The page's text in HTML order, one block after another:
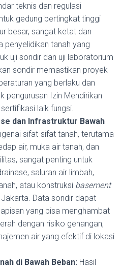
teknis dan regulasi
gedung bertingkat tinggi
besar, sangat ketat dan
penyelidikan tanah yang
uji sondir dan uji laboratorium
sondir memastikan proyek
yang berlaku dan
pengurusan Izin Mendirikan
laik fungsi.
dan Infrastruktur Bawah
sifat-sifat tanah, terutama
air, muka air tanah, dan
sangat penting untuk
saluran air limbah,
atau konstruksi basement
Data sondir dapat
yang bisa menghambat
dengan risiko genangan,
air yang efektif di lokasi
di Bawah Beban: Hasil